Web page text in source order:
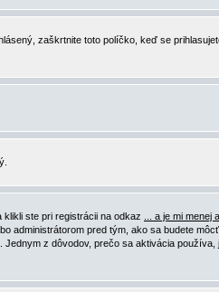
zaškrtnite toto políčko, keď se
ste pri registrácii na odkaz
... a je mi menej
administrátorom pred tým, ako sa budete
Jednym z dôvodov, prečo sa aktivácia